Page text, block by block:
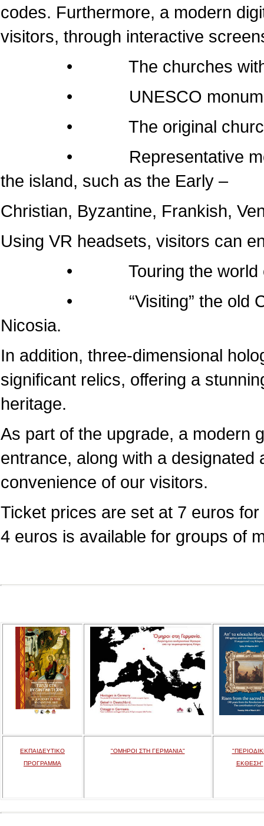
codes. Furthermore, a modern
visitors, through interactive
• The churches within
• UNESCO
• The original churches
• Representative
the island, such as the Early –
Christian, Byzantine, Frankish,
Using VR headsets, visitors can
• Touring the world of
• “Visiting” the old
Nicosia.
In addition, three-dimensional
significant relics, offering a
heritage.
As part of the upgrade, a modern
entrance, along with a
convenience of our visitors.
Ticket prices are set at 7 euros
4 euros is available for groups of
ΕΚΠΑΙΔΕΥΤΙΚΟ
ΠΡΟΓΡΑΜΜΑ
"ΟΜΗΡΟΙ ΣΤΗ ΓΕΡΜΑΝΙΑ"
ΕΚΘΕΣΗ"